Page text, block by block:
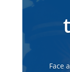
Face